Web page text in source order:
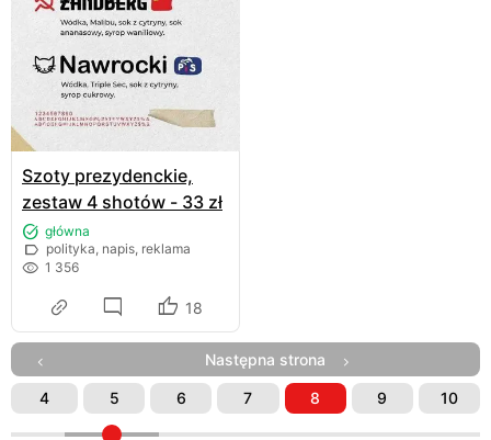
Szoty prezydenckie,
zestaw 4 shotów - 33 zł
główna
polityka, napis, reklama
1 356
18
Następna strona
4 5 6 7 8 9 10